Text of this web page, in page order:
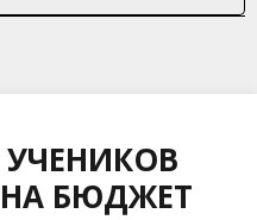
БЮДЖЕТ